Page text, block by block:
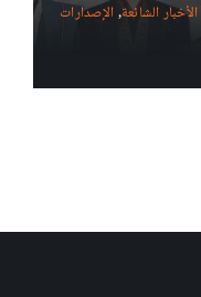
الأخبار الشائعة,الإصدارات